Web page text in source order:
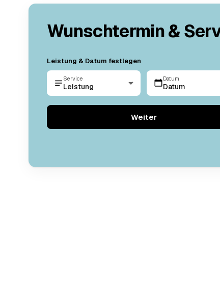
Wunschtermin &
Leistung & Datum festlegen
Service
Leistung
Datum
Datum
Weiter